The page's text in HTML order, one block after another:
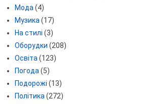
Мода(4)
Музика(17)
На стилі (3)
Оборудки (208)
Освіта(123)
Погода(5)
Подорожі (13)
Політика(272)